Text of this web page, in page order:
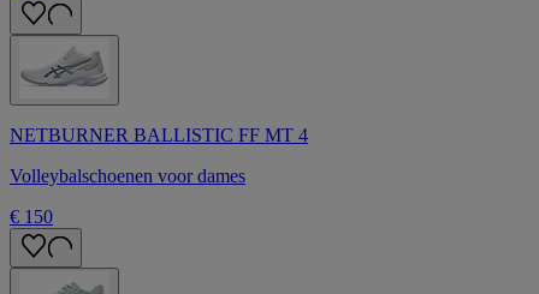
NETBURNER BALLISTIC FF MT 4
Volleybalschoenen voor dames
€ 150